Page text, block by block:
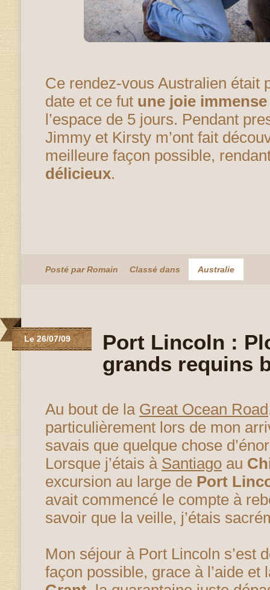
Ce rendez-vous Australien était
date et ce fut une joie immense
l’espace de 5 jours. Pendant
Jimmy et Kirsty m’ont fait
meilleure façon possible,
délicieux.
Posté par Romain Classé dans Australie
Le 26/07/09
Port Lincoln :
grands requins
Au bout de la Great Ocean Road
particulièrement lors de mon
savais que quelque chose
Lorsque j’étais à Santiago au
excursion au large de Port
avait commencé le compte à
savoir que la veille, j’étais
Mon séjour à Port Lincoln s’est
façon possible, grace à l’aide et